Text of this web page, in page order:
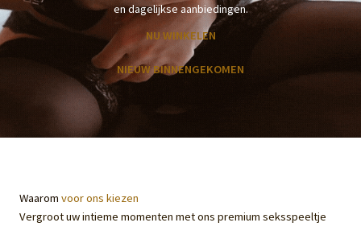
en dagelijkse aanbiedingen.
NU WINKELEN
NIEUW BINNENGEKOMEN
Waarom voor ons kiezen
Vergroot uw intieme momenten met ons premium seksspeeltje